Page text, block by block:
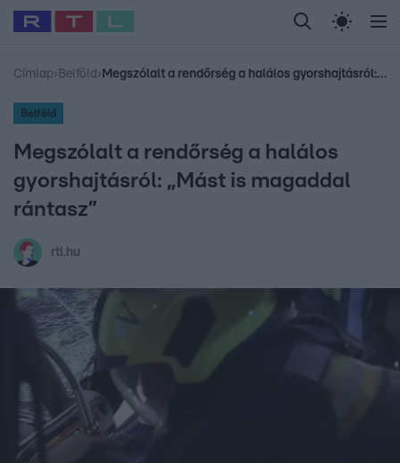
Legfrissebb RTL Híradó Randi Celeb vagyok,
Babits Marcella Most Wanted Gallusz
Címlap› Belföld › Megszólalt a rendőrség a halálos gyorshajtásról: „Mást is magaddal rántasz”
Belföld
Megszólalt a rendőrség a halálos
gyorshajtásról: „Mást is magaddal
rántasz”
rtl.hu